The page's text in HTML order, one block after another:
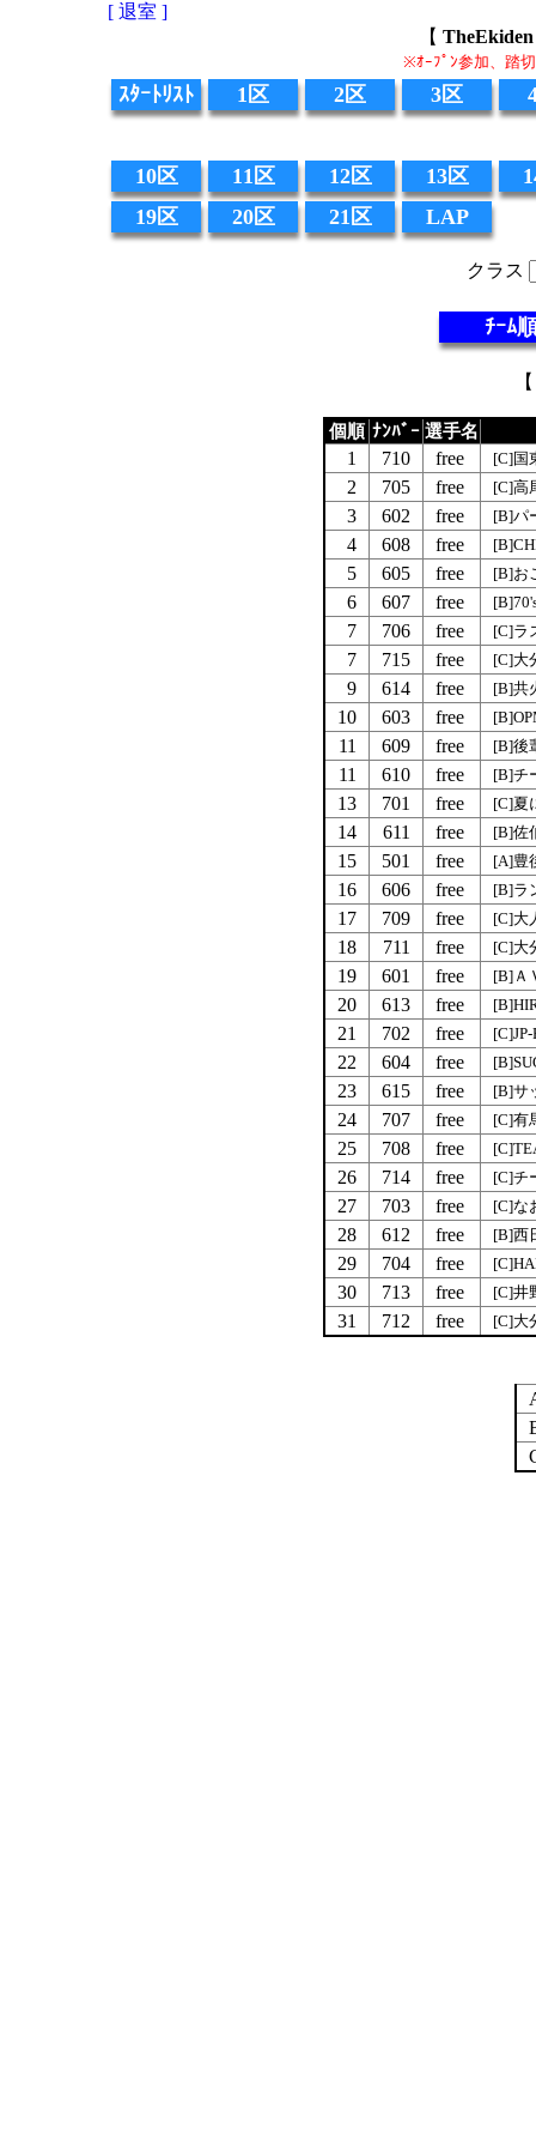
[ 退室 ]
【
※ｵｰﾌﾟﾝ参加、踏
ｽﾀｰﾄﾘｽﾄ 1区 2区 3区
10区 11区 12区 13区
19区
20区 21区 LAP
クラス
ﾁｰﾑ
個順 ﾅﾝﾊﾞｰ 選手名
1 710 free [C]国
2 705 free [C]高
3 602 free [B]パ
4 608 free
5 605 free [B]お
6 607 free
7 706 free [C]ラ
7 715 free [C]大
9 614 free [B]共
10 603 free
11 609 free [B]後
11 610 free [B]チ
13 701 free [C]夏
14 611 free [B]佐
15 501 free [A]豊
16 606 free [B]ラ
17 709 free [C]大
18 711 free [C]大
19 601 free [B]Ａ
20 613 free
21 702 free
22 604 free
23 615 free [B]サ
24 707 free [C]有
25 708 free
26 714 free [C]チ
27 703 free [C]な
28 612 free [B]西
29 704 free
30 713 free [C]井
31 712 free [C]大